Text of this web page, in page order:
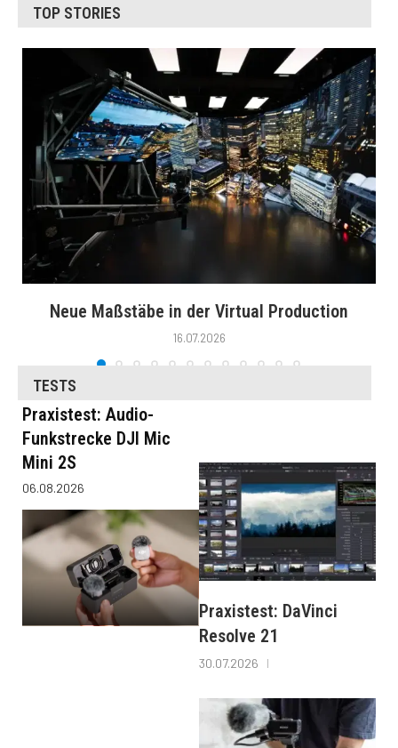
TOP STORIES
Neue Maßstäbe in der Virtual Production
16.07.2026
TESTS
Praxistest: Audio-
Funkstrecke DJI Mic
Mini 2S
06.08.2026
Praxistest: DaVinci
Resolve 21
30.07.2026